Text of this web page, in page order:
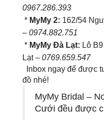
0967.286.393
* MyMy 2: 162/54
– 0974.882.751
* MyMy Đà Lạt: Lô
Lạt – 0769.659.547
Inbox ngay để được
đồ nhé!
MyMy Bridal –
Cưới đều được